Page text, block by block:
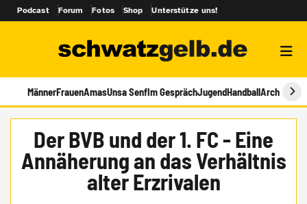
Podcast Forum Fotos Shop Unterstütze uns!
MännerFrauenAmasUnsa SenfIm GesprächJugendHandballArchiv
Der BVB und der 1. FC - Eine
Annäherung an das Verhältnis
alter Erzrivalen